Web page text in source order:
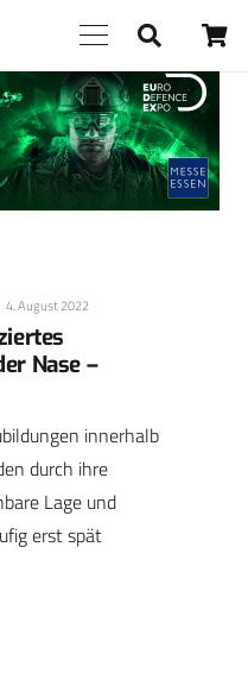
4. August 2022
Nase –
innerhalb
durch ihre
Lage und
erst spät